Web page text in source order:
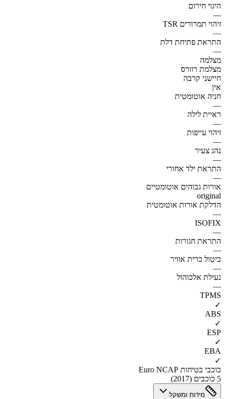
היגוי חירום
—
זיהוי תמרורים TSR
—
התראת פתיחת דלת
—
מצלמה
מצלמת רוורס
חיישני קרבה
אין
חניה אוטומטית
—
ראיית לילה
—
זיהוי עייפות
—
נהג צעיר
—
התראת ילד אחורי
—
אורות גבוהים אוטומטיים
original
הדלקת אורות אוטומטית
—
ISOFIX
—
התראת חגורות
—
ביטול כרית אוויר
—
נעילת אלכוהול
—
TPMS
✓
ABS
✓
ESP
✓
EBA
✓
כוכבי בטיחות Euro NCAP
5 כוכבים (2017)
מידות ומשקל